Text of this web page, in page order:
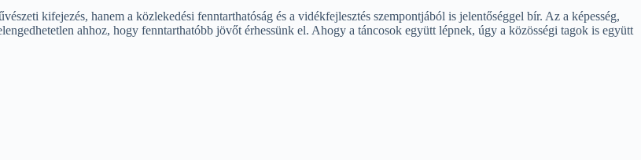
kifejezés, hanem a közlekedési fenntarthatóság és a vidékfejlesztés szempontjából is jelentőséggel bír. Az a képesség,
ahhoz, hogy fenntarthatóbb jövőt érhessünk el. Ahogy a táncosok együtt lépnek, úgy a közösségi tagok is együtt